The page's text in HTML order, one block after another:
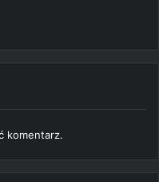
komentarz.